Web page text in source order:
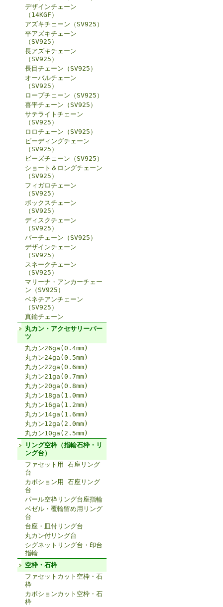
デザインチェーン
（14KGF）
アズキチェーン（SV925）
平アズキチェーン
（SV925）
長アズキチェーン
（SV925）
長目チェーン（SV925）
オーバルチェーン
（SV925）
ロープチェーン（SV925）
喜平チェーン（SV925）
サテライトチェーン
（SV925）
ロロチェーン（SV925）
ビーディングチェーン
（SV925）
ビーズチェーン（SV925）
ショート＆ロングチェーン
（SV925）
フィガロチェーン
（SV925）
ボックスチェーン
（SV925）
ディスクチェーン
（SV925）
バーチェーン（SV925）
デザインチェーン
（SV925）
スネークチェーン
（SV925）
マリーナ・アンカーチェー
ン（SV925）
ベネチアンチェーン
（SV925）
真鍮チェーン
丸カン・アクセサリーパー
ツ
丸カン26ga(0.4mm)
丸カン24ga(0.5mm)
丸カン22ga(0.6mm)
丸カン21ga(0.7mm)
丸カン20ga(0.8mm)
丸カン18ga(1.0mm)
丸カン16ga(1.2mm)
丸カン14ga(1.6mm)
丸カン12ga(2.0mm)
丸カン10ga(2.5mm)
リング空枠（指輪石枠・リ
ング台）
ファセット用 石座リング
台
カボション用 石座リング
台
パール空枠リング台座指輪
ベゼル・覆輪留め用リング
台
台座・皿付リング台
丸カン付リング台
シグネットリング台・印台
指輪
空枠・石枠
ファセットカット空枠・石
枠
カボションカット空枠・石
枠